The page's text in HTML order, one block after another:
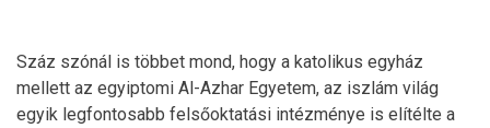
Száz szónál is többet mond, hogy a katolikus egyház
mellett az egyiptomi Al-Azhar Egyetem, az iszlám világ
egyik legfontosabb felsőoktatási intézménye is elítélte a